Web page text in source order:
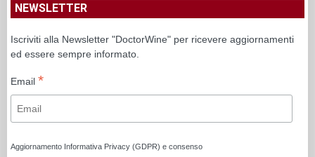
NEWSLETTER
Iscriviti alla Newsletter "DoctorWine" per ricevere aggiornamenti
ed essere sempre informato.
Email *
Aggiornamento Informativa Privacy (GDPR) e consenso